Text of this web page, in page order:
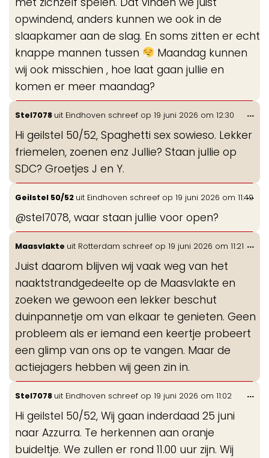
opwindend, anders kunnen we ook in de
slaapkamer aan de slag. En soms zitten er echt
knappe mannen tussen
Maandag kunnen
wij ook misschien , hoe laat gaan jullie en
komen er meer maandag?
Stel7078 uit Eindhoven schreef op 19 juni 2026 om 12:30
Hi geilstel 50/52, Spaghetti sex sowieso. Lekker
friemelen, zoenen enz Jullie? Staan jullie op
SDC? Groetjes J en Y.
...
Geilstel 50/52 uit Eindhoven schreef op 19 juni 2026 om 11:49
@stel7078, waar staan jullie voor open?
...
Maasvlakte uit Rotterdam schreef op 19 juni 2026 om 11:21
Juist daarom blijven wij vaak weg van het
naaktstrandgedeelte op de Maasvlakte en
zoeken we gewoon een lekker beschut
duinpannetje om van elkaar te genieten. Geen
probleem als er iemand een keertje probeert
een glimp van ons op te vangen. Maar de
actiejagers hebben wij geen zin in.
...
Stel7078 uit Eindhoven schreef op 19 juni 2026 om 11:02
Hi geilstel 50/52, Wij gaan inderdaad 25 juni
naar Azzurra. Te herkennen aan oranje
buideltje. We zullen er rond 11.00 uur zijn. Wij
...